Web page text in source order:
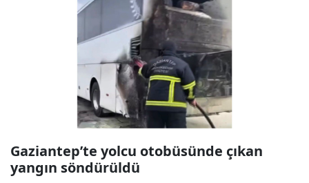
Gaziantep’te yolcu otobüsünde çıkan
yangın söndürüldü